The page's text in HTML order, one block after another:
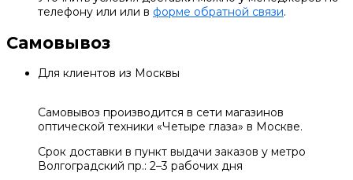
телефону или или в форме обратной связи.
Самовывоз
Для клиентов из Москвы
Самовывоз производится в сети магазинов
оптической техники «Четыре глаза» в Москве.
Срок доставки в пункт выдачи заказов у метро
Волгоградский пр.: 2–3 рабочих дня